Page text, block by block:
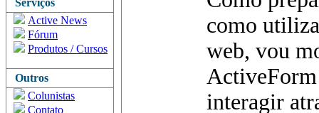
Serviços
Active News
Fórum
Produtos / Cursos
Outros
Colunistas
Contato
como
web, vou
interagir